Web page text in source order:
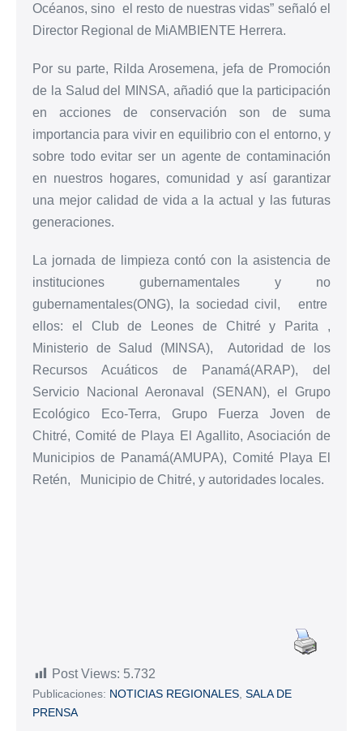
Océanos, sino el resto de nuestras vidas” señaló el
Director Regional de MiAMBIENTE Herrera.
Por su parte, Rilda Arosemena, jefa de Promoción
de la Salud del MINSA, añadió que la participación
en acciones de conservación son de suma
importancia para vivir en equilibrio con el entorno, y
sobre todo evitar ser un agente de contaminación
en nuestros hogares, comunidad y así garantizar
una mejor calidad de vida a la actual y las futuras
generaciones.
La jornada de limpieza contó con la asistencia de
instituciones gubernamentales y no
gubernamentales(ONG), la sociedad civil, entre
ellos: el Club de Leones de Chitré y Parita ,
Ministerio de Salud (MINSA), Autoridad de los
Recursos Acuáticos de Panamá(ARAP), del
Servicio Nacional Aeronaval (SENAN), el Grupo
Ecológico Eco-Terra, Grupo Fuerza Joven de
Chitré, Comité de Playa El Agallito, Asociación de
Municipios de Panamá(AMUPA), Comité Playa El
Retén, Municipio de Chitré, y autoridades locales.
Post Views: 5.732
Publicaciones: NOTICIAS REGIONALES SALA DE
PRENSA